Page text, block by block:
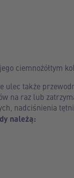
ciemnożółtym
ulec także
na raz lub
nadciśnienia
należą: